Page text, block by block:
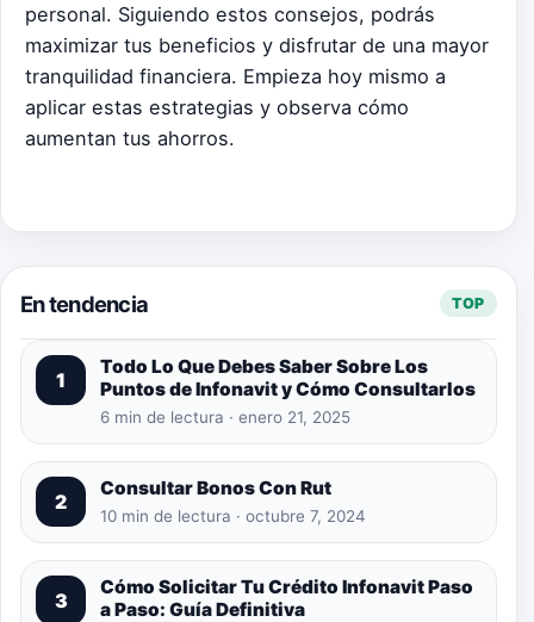
personal. Siguiendo estos consejos, podrás
maximizar tus beneficios y disfrutar de una mayor
tranquilidad financiera. Empieza hoy mismo a
aplicar estas estrategias y observa cómo
aumentan tus ahorros.
En tendencia TOP
1
Todo Lo Que Debes Saber Sobre Los
Puntos de Infonavit y Cómo Consultarlos
6 min de lectura · enero 21, 2025
2
Consultar Bonos Con Rut
10 min de lectura · octubre 7, 2024
3
Cómo Solicitar Tu Crédito Infonavit Paso
a Paso: Guía Definitiva